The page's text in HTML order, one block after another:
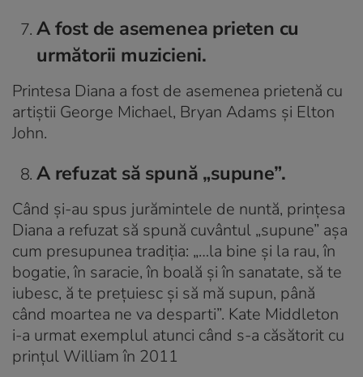
A fost de asemenea prieten cu
următorii muzicieni.
Printesa Diana a fost de asemenea prietenă cu
artiștii George Michael, Bryan Adams și Elton
John.
A refuzat să spună „supune”.
Când și-au spus jurămintele de nuntă, prințesa
Diana a refuzat să spună cuvântul „supune” așa
cum presupunea tradiția: „…la bine și la rau, în
bogatie, în saracie, în boală și în sanatate, să te
iubesc, ă te prețuiesc și să mă supun, până
când moartea ne va desparti”. Kate Middleton
i-a urmat exemplul atunci când s-a căsătorit cu
prințul William în 2011